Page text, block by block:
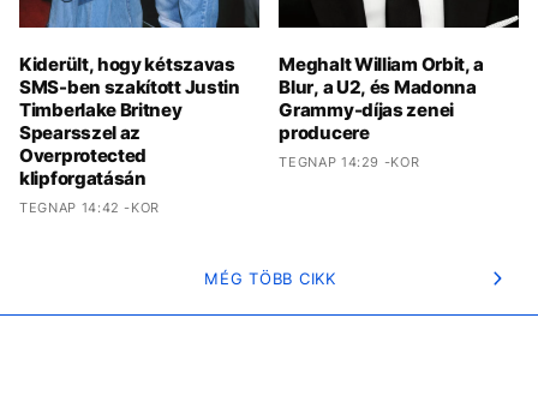
Kiderült, hogy kétszavas
SMS-ben szakított Justin
Timberlake Britney
Spearsszel az
Overprotected
klipforgatásán
TEGNAP 14:42 -KOR
Meghalt William Orbit, a
Blur, a U2, és Madonna
Grammy-díjas zenei
producere
TEGNAP 14:29 -KOR
MÉG TÖBB CIKK